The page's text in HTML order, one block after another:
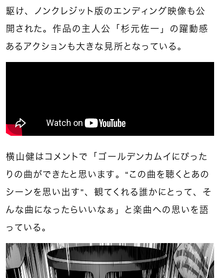
駆け、ノンクレジット版のエンディング映像も公
開された。作品の主人公「杉元佐一」の躍動感
あるアクションも大きな見所となっている。
横山健はコメントで
「ゴールデンカムイにぴった
りの曲ができたと思います。“この曲を聴くとあの
シーンを思い出す”、観てくれる誰かにとって、そ
んな曲になったらいいなぁ」 と楽曲への思いを語
っている。